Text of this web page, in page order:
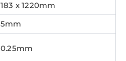
183 x 1220mm
5mm
0.25mm